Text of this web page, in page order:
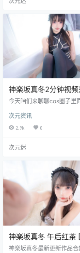
神楽坂真冬2分钟视
么？神楽坂真冬有黑
今天咱们来聊聊cos圈子里
的人还是比较多得，这个妹
材也不是那么的突出，就是
小。那么神楽坂真冬2分钟
在流传着神楽坂真冬的2分
据传闻是在拍摄作品的时候
师扑倒了，这个也是难辨真
竟只是传闻。咱也没有看过
坂真冬是怎么火起来…
次元资讯
2.9k 0
次元迷
神楽坂真冬 午后红茶
199MB]
神楽坂真冬最新更新作品合